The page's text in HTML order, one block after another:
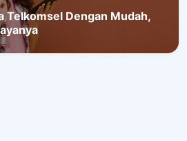
Telkomsel Dengan Mudah,